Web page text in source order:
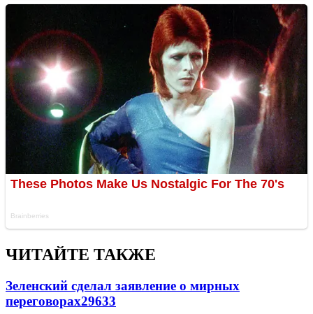
ЧИТАЙТЕ ТАКЖЕ
Зеленский сделал заявление о мирных
переговорах29633